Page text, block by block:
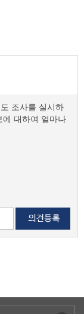
조사를 실시하
에 대하여 얼마나